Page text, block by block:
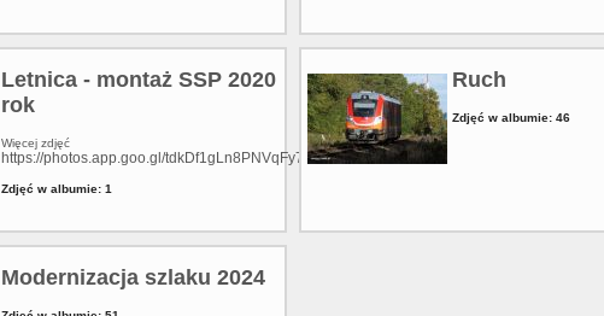
Letnica - montaż SSP 2020
rok
Więcej zdjęć
https://photos.app.goo.gl/tdkDf1gLn8PNVqFy7
Zdjęć w albumie: 1
Ruch
Zdjęć w albumie: 46
Modernizacja szlaku 2024